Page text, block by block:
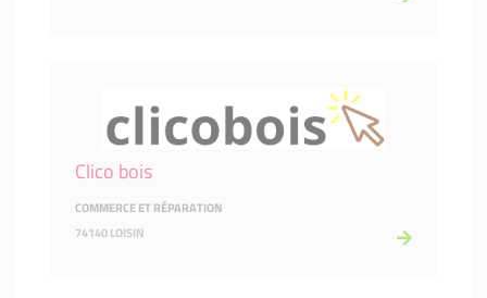
Clico bois
COMMERCE ET RÉPARATION
74140 LOISIN